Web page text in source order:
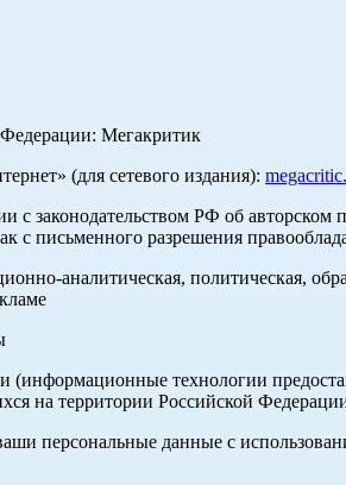
Мегакритик
(для сетевого издания):
с законодательством РФ об
с письменного разрешения
аналитическая, политическая,
технологии
на территории Российской
персональные данные с